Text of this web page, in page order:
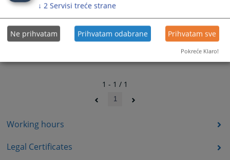
Working hours
Legal Certificates
1 - 1 / 1
1
↓ 2 Servisi treće strane
Ne prihvatam Prihvatam odabrane Prihvatam sve
Pokreće Klaro!